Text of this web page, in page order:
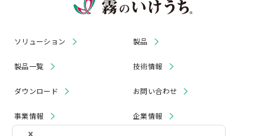
ソリューション 製品
製品一覧 技術情報
ダウンロード お問い合わせ
事業情報 企業情報